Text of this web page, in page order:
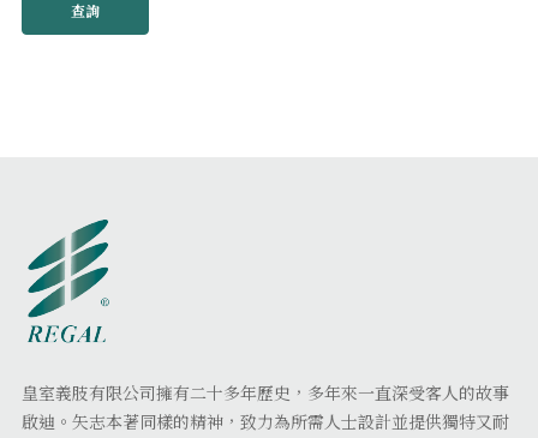
查詢
皇室義肢有限公司擁有二十多年歷史，多年來一直深受客人的故事
啟迪。矢志本著同樣的精神，致力為所需人士設計並提供獨特又耐